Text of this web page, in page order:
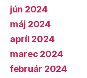
jún 2024
máj 2024
apríl 2024
marec 2024
február 2024